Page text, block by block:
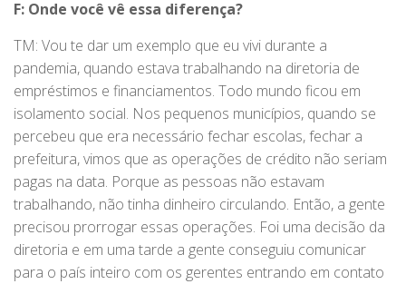
F: Onde você vê essa diferença?
TM: Vou te dar um exemplo que eu vivi durante a
pandemia, quando estava trabalhando na diretoria de
empréstimos e financiamentos. Todo mundo ficou em
isolamento social. Nos pequenos municípios, quando se
percebeu que era necessário fechar escolas, fechar a
prefeitura, vimos que as operações de crédito não seriam
pagas na data. Porque as pessoas não estavam
trabalhando, não tinha dinheiro circulando. Então, a gente
precisou prorrogar essas operações. Foi uma decisão da
diretoria e em uma tarde a gente conseguiu comunicar
para o país inteiro com os gerentes entrando em contato